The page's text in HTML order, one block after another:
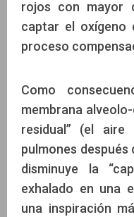
rojos con mayor
captar el oxígeno
proceso
Como
membrana
residual” (el
pulmones después
disminuye la
exhalado en una
una inspiración